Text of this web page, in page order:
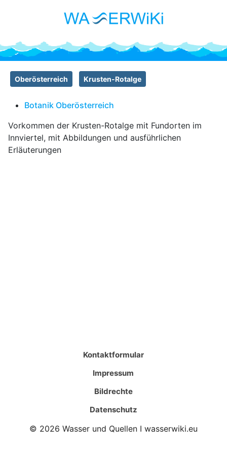
Oberösterreich Krusten-Rotalge
Botanik Oberösterreich
Vorkommen der Krusten-Rotalge mit Fundorten im
Innviertel, mit Abbildungen und ausführlichen
Erläuterungen
Kontaktformular
Impressum
Bildrechte
Datenschutz
© 2026 Wasser und Quellen I wasserwiki.eu